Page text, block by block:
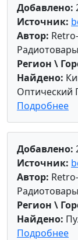
Добавлено:
Источник:
Автор:
Регион \
Найдено:
Оптический
Подробнее
Добавлено:
Источник:
Автор:
Регион \
Найдено:
Подробнее